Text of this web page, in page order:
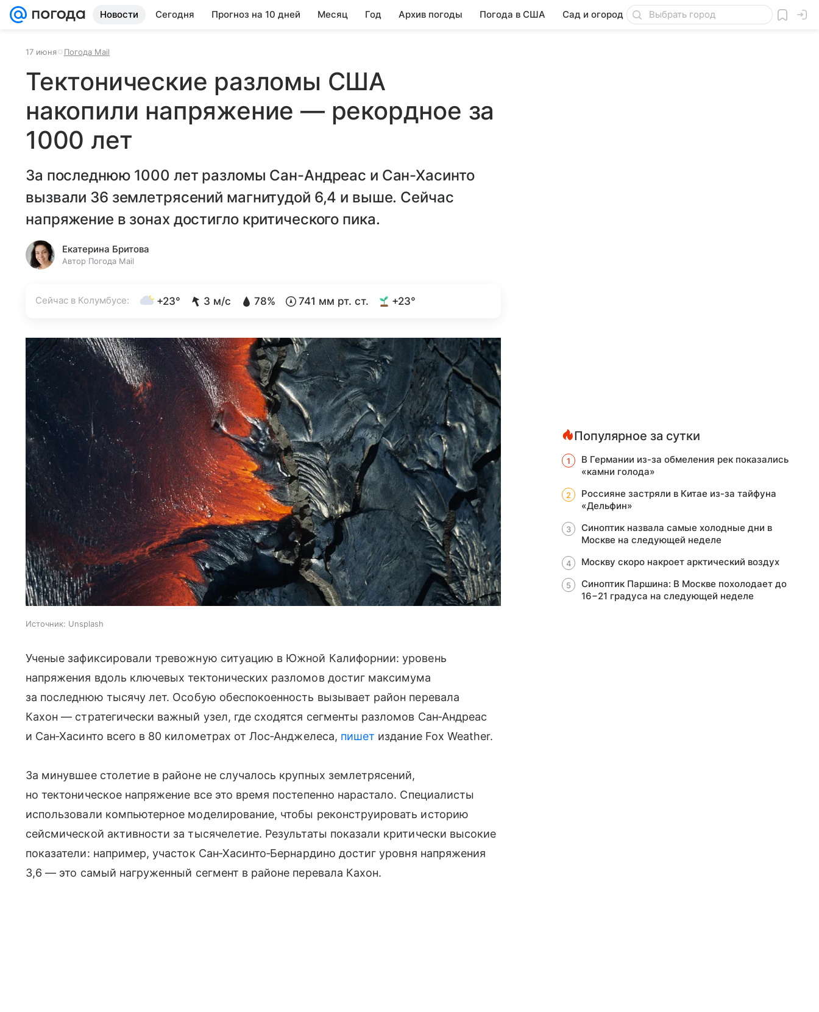
Новости Сегодня Прогноз на 10 дней Месяц Год Архив погоды Погода в США Сад и огород Товары для дачи
17 июня Погода Mail
Тектонические разломы США
накопили напряжение — рекордное за
1000 лет
За последнюю 1000 лет разломы Сан-Андреас и Сан-Хасинто
вызвали 36 землетрясений магнитудой 6,4 и выше. Сейчас
напряжение в зонах достигло критического пика.
Екатерина Бритова
Автор Погода Mail
Сейчас в Колумбусе: +23° 3 м/с 78% 741 мм рт. ст. +23°
Источник: Unsplash
Ученые зафиксировали тревожную ситуацию в Южной Калифорнии: уровень
напряжения вдоль ключевых тектонических разломов достиг максимума
за последнюю тысячу лет. Особую обеспокоенность вызывает район перевала
Кахон — стратегически важный узел, где сходятся сегменты разломов Сан‑Андреас
и Сан‑Хасинто всего в 80 километрах от Лос‑Анджелеса, пишет издание Fox Weather.
За минувшее столетие в районе не случалось крупных землетрясений,
но тектоническое напряжение все это время постепенно нарастало. Специалисты
использовали компьютерное моделирование, чтобы реконструировать историю
сейсмической активности за тысячелетие. Результаты показали критически высокие
показатели: например, участок Сан‑Хасинто‑Бернардино достиг уровня напряжения
3,6 — это самый нагруженный сегмент в районе перевала Кахон.
Популярное за сутки
В Германии из-за обмеления рек показались
«камни голода»
Россияне застряли в Китае из-за тайфуна
«Дельфин»
Синоптик назвала самые холодные дни в
Москве на следующей неделе
Москву скоро накроет арктический воздух
Синоптик Паршина: В Москве похолодает до
16−21 градуса на следующей неделе